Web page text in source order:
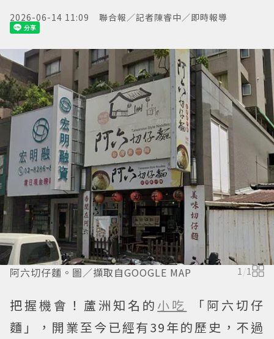
2026-06-14 11:09 聯合報／記者陳睿中／即時報導
阿六切仔麵。圖／擷取自GOOGLE MAP 1 /1
把握機會！蘆洲知名的 小吃
「阿六切仔
麵」，開業至今已經有39年的歷史，不過